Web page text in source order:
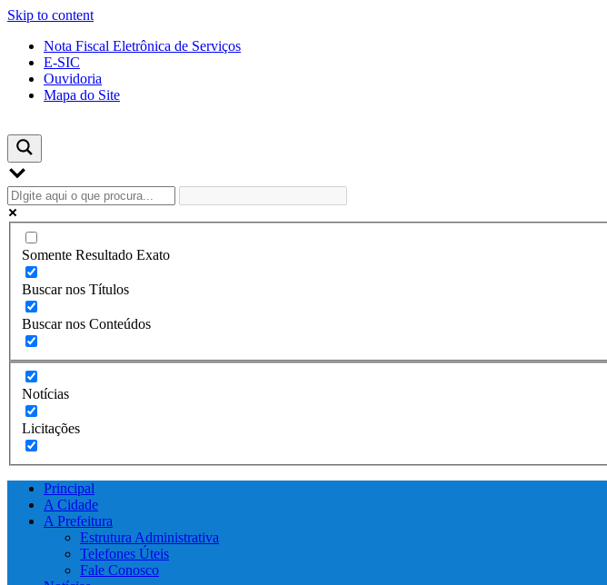
Skip to content
Nota Fiscal Eletrônica de Serviços
E-SIC
Ouvidoria
Mapa do Site
Somente Resultado Exato
Buscar nos Títulos
Buscar nos Conteúdos
Notícias
Licitações
Principal
A Cidade
A Prefeitura
Estrutura Administrativa
Telefones Úteis
Fale Conosco